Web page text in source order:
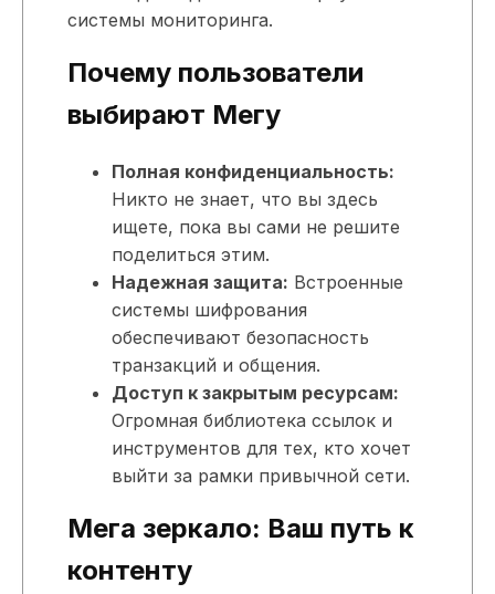
системы мониторинга.
Почему пользователи
выбирают Мегу
Полная конфиденциальность:
Никто не знает, что вы здесь
ищете, пока вы сами не решите
поделиться этим.
Надежная защита: Встроенные
системы шифрования
обеспечивают безопасность
транзакций и общения.
Доступ к закрытым ресурсам:
Огромная библиотека ссылок и
инструментов для тех, кто хочет
выйти за рамки привычной сети.
Мега зеркало: Ваш путь к
контенту